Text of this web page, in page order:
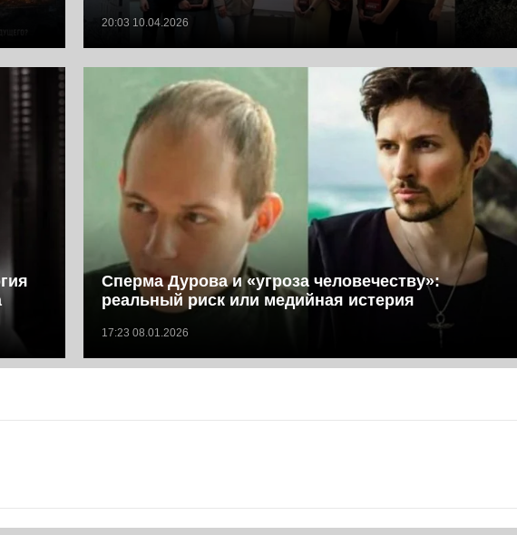
20:03 10.04.2026
Сперма Дурова и «угроза человечеству»:
реальный риск или медийная истерия
17:23 08.01.2026